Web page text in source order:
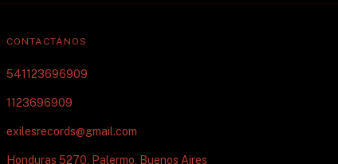
CONTACTÁNOS
541123696909
1123696909
exilesrecords@gmail.com
Honduras 5270, Palermo, Buenos Aires